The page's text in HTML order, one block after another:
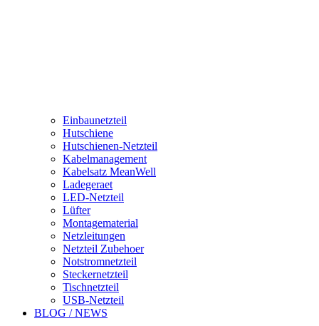
Einbaunetzteil
Hutschiene
Hutschienen-Netzteil
Kabelmanagement
Kabelsatz MeanWell
Ladegeraet
LED-Netzteil
Lüfter
Montagematerial
Netzleitungen
Netzteil Zubehoer
Notstromnetzteil
Steckernetzteil
Tischnetzteil
USB-Netzteil
BLOG / NEWS